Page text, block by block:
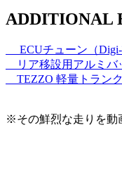
ADDITIONAL
ECUチューン（Digi-
リア移設用アルミバ
TEZZO 軽量トランク
※その鮮烈な走りを動